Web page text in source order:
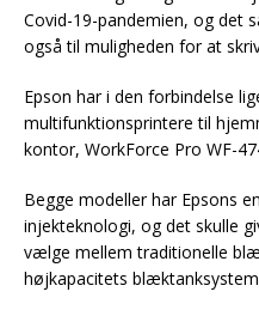
Covid-19-pandemien, og det
også til muligheden for at
Epson har i den forbindelse
multifunktionsprintere til
kontor, WorkForce Pro WF-
Begge modeller har Epsons
injekteknologi, og det skulle
vælge mellem traditionelle
højkapacitets